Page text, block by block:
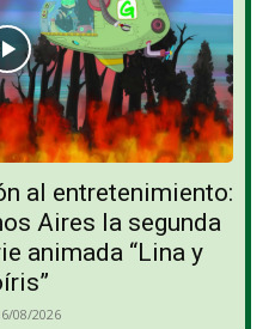
al entretenimiento:
Aires la segunda
animada “Lina y
08/2026